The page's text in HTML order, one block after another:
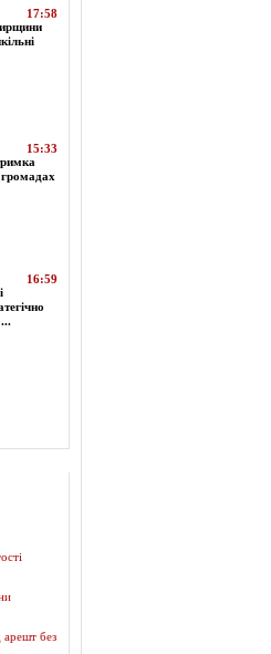
17:58
15:33
громадах
16:59
арешт без